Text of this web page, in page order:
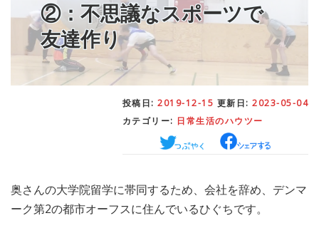
STUDY– 留学関連情報
WORK– デンマークの働き方
– 日本人の考察
MEDIA– メディア掲載 TRAVEL– 旅行
②：不思議なスポーツで
友達作り
投稿日: 2019-12-15 更新日: 2023-05-04
カテゴリー: 日常生活のハウツー
奥さんの大学院留学に帯同するため、会社を辞め、デンマ
ーク第2の都市オーフスに住んでいるひぐちです。